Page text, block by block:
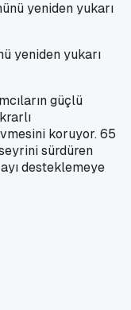
yeniden yukarı
güçlü
koruyor. 65
sürdüren
desteklemeye